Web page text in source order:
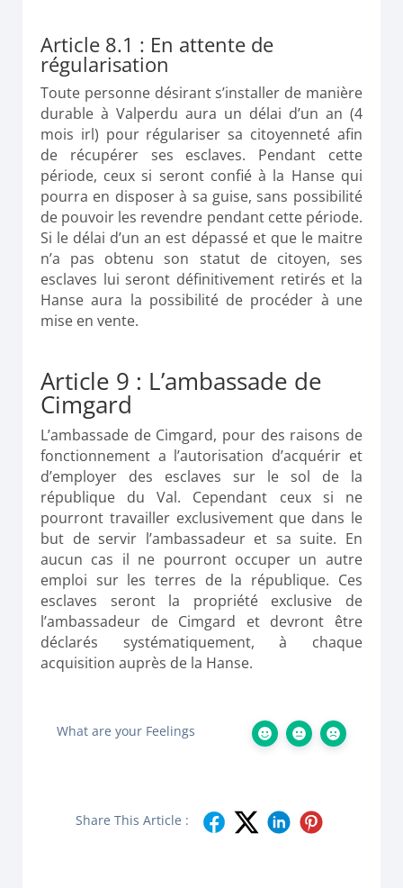
Article 8.1 : En attente de
régularisation
Toute personne désirant s’installer de manière
durable à Valperdu aura un délai d’un an (4
mois irl) pour régulariser sa citoyenneté afin
de récupérer ses esclaves. Pendant cette
période, ceux si seront confié à la Hanse qui
pourra en disposer à sa guise, sans possibilité
de pouvoir les revendre pendant cette période.
Si le délai d’un an est dépassé et que le maitre
n’a pas obtenu son statut de citoyen, ses
esclaves lui seront définitivement retirés et la
Hanse aura la possibilité de procéder à une
mise en vente.
Article 9 : L’ambassade de
Cimgard
L’ambassade de Cimgard, pour des raisons de
fonctionnement a l’autorisation d’acquérir et
d’employer des esclaves sur le sol de la
république du Val. Cependant ceux si ne
pourront travailler exclusivement que dans le
but de servir l’ambassadeur et sa suite. En
aucun cas il ne pourront occuper un autre
emploi sur les terres de la république. Ces
esclaves seront la propriété exclusive de
l’ambassadeur de Cimgard et devront être
déclarés systématiquement, à chaque
acquisition auprès de la Hanse.
What are your Feelings
Share This Article :